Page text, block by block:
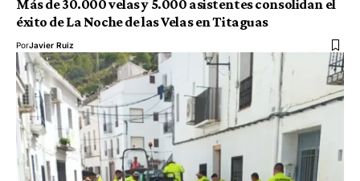
Más de 30.000 velas y 5.000 asistentes consolidan el
éxito de La Noche de las Velas en Titaguas
PorJavier Ruiz